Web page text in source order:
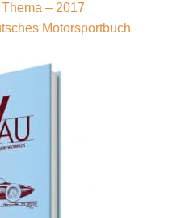
– 2017
Motorsportbuch